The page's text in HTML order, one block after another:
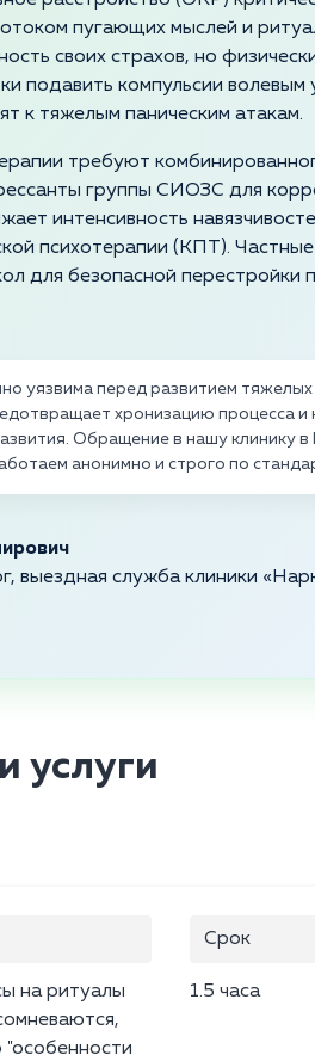
пугающих мыслей и
своих страхов, но
подавить компульсии волевым
к тяжелым паническим атакам.
требуют
группы СИОЗС для
интенсивность
психотерапии (КПТ).
для безопасной перестройки
уязвима перед развитием
хронизацию процесса
Обращение в нашу клинику
анонимно и строго по
выездная служба клиники
услуги
на ритуалы
"особенности
Срок
1.5 часа